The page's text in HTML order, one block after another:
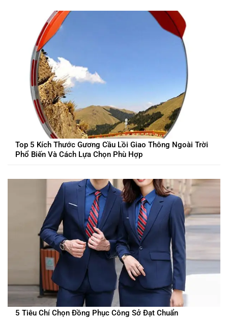
Top 5 Kích Thước Gương Cầu Lồi Giao Thông Ngoài Trời
Phổ Biến Và Cách Lựa Chọn Phù Hợp
5 Tiêu Chí Chọn Đồng Phục Công Sở Đạt Chuẩn